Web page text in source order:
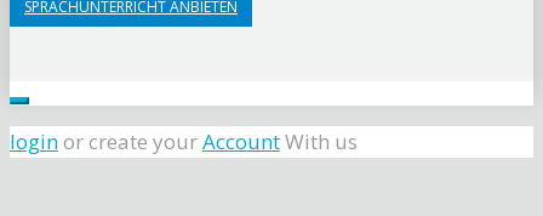
SPRACHUNTERRICHT ANBIETEN
loginor create yourAccountWith us